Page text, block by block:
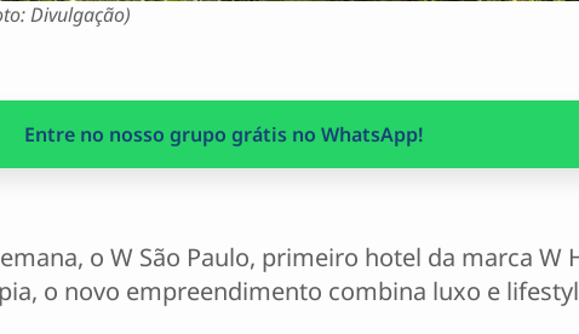
Divulgação)
Entre no nosso grupo grátis no WhatsApp!
o W São Paulo, primeiro hotel da marca W
o novo empreendimento combina luxo e